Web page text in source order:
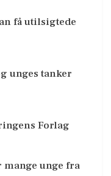
få utilsigtede
unges tanker
Forlag
unge fra